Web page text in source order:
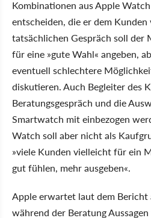
Kombinationen aus Apple
entscheiden, die er dem
tatsächlichen Gespräch soll
für eine »gute Wahl« angeben,
eventuell schlechtere
diskutieren. Auch Begleiter des
Beratungsgespräch und die
Smartwatch mit einbezogen
Watch soll aber nicht als
»viele Kunden vielleicht für ein
gut fühlen, mehr ausgeben«.
Apple erwartet laut dem Bericht
während der Beratung